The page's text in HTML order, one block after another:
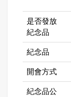
是否發放
紀念品
紀念品
開會方式
紀念品公